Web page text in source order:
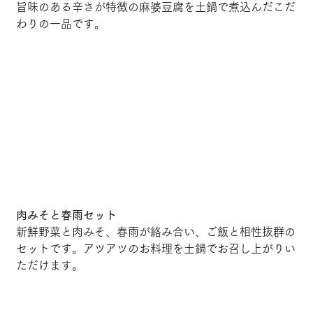
旨味のある辛さが特徴の麻婆豆腐を土鍋で煮込んだこだ
わりの一品です。
肉みそと春雨セット
新鮮野菜と肉みそ、春雨が絡み合い、ご飯と相性抜群の
セットです。アツアツのお料理を土鍋でお召し上がりい
ただけます。